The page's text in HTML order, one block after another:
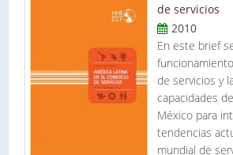
de servicios
2010
En este brief
de servicios y
capacidades
México para
tendencias
mundial de